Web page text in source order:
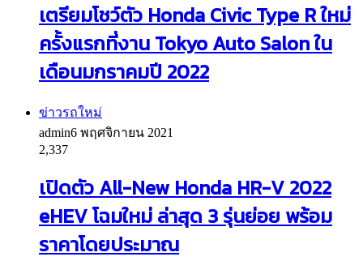
เตรียมโชว์ตัว Honda Civic Type R ใหม่
ครั้งแรกที่งาน Tokyo Auto Salon ใน
เดือนมกราคมปี 2022
ข่าวรถใหม่
admin6 พฤศจิกายน 2021
2,337
เปิดตัว All-New Honda HR-V 2022
eHEV โฉมใหม่ ล่าสุด 3 รุ่นย่อย พร้อม
ราคาโดยประมาณ